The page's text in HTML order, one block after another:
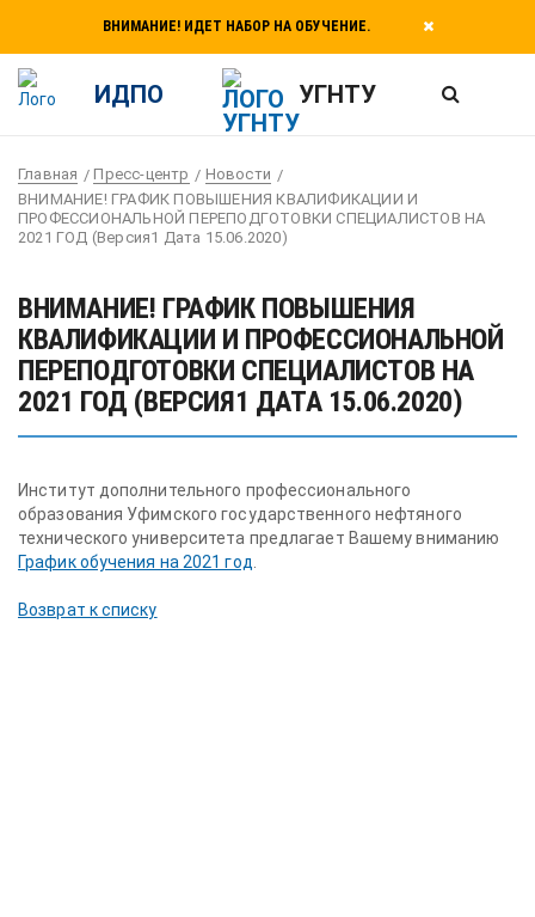
ВНИМАНИЕ! ИДЕТ НАБОР НА ОБУЧЕНИЕ.
ИДПО УГНТУ
Главная Пресс-центр
Новости
ВНИМАНИЕ! ГРАФИК ПОВЫШЕНИЯ КВАЛИФИКАЦИИ И
ПРОФЕССИОНАЛЬНОЙ ПЕРЕПОДГОТОВКИ СПЕЦИАЛИСТОВ НА
2021 ГОД (Версия1 Дата 15.06.2020)
ВНИМАНИЕ! ГРАФИК ПОВЫШЕНИЯ
КВАЛИФИКАЦИИ И ПРОФЕССИОНАЛЬНОЙ
ПЕРЕПОДГОТОВКИ СПЕЦИАЛИСТОВ НА
2021 ГОД (ВЕРСИЯ1 ДАТА 15.06.2020)
Институт дополнительного профессионального
образования Уфимского государственного нефтяного
технического университета предлагает Вашему вниманию
График обучения на 2021 год
Возврат к списку